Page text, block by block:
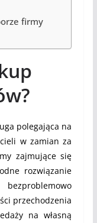
firmy
polegająca na
w zamian za
zajmujące się
rozwiązanie
przechodzenia
na własną